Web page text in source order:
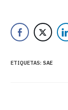
ETIQUETAS:SAE